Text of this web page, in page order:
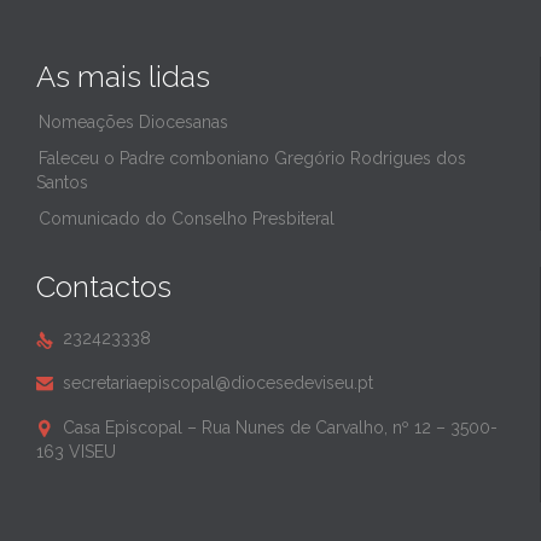
As mais lidas
Nomeações Diocesanas
Faleceu o Padre comboniano Gregório Rodrigues dos
Santos
Comunicado do Conselho Presbiteral
Contactos
 232423338
 secretariaepiscopal@diocesedeviseu.pt

Casa Episcopal – Rua Nunes de Carvalho, nº 12 – 3500-
163 VISEU